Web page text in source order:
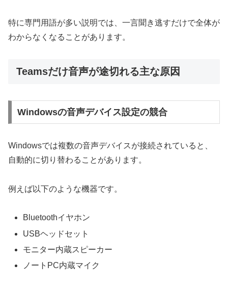
特に専門用語が多い説明では、一言聞き逃すだけで全体が
わからなくなることがあります。
Teamsだけ音声が途切れる主な原因
Windowsの音声デバイス設定の競合
Windowsでは複数の音声デバイスが接続されていると、
自動的に切り替わることがあります。
例えば以下のような機器です。
Bluetoothイヤホン
USBヘッドセット
モニター内蔵スピーカー
ノートPC内蔵マイク